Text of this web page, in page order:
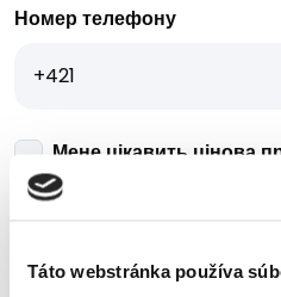
Táto webstránka používa
Номер телефону
Мене цікавить цінова